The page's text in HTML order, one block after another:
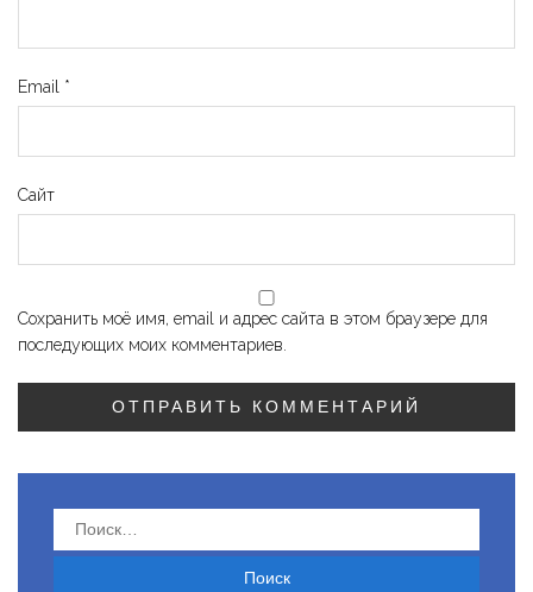
Email *
Сайт
Сохранить моё имя, email и адрес сайта в этом браузере для
последующих моих комментариев.
Найти: